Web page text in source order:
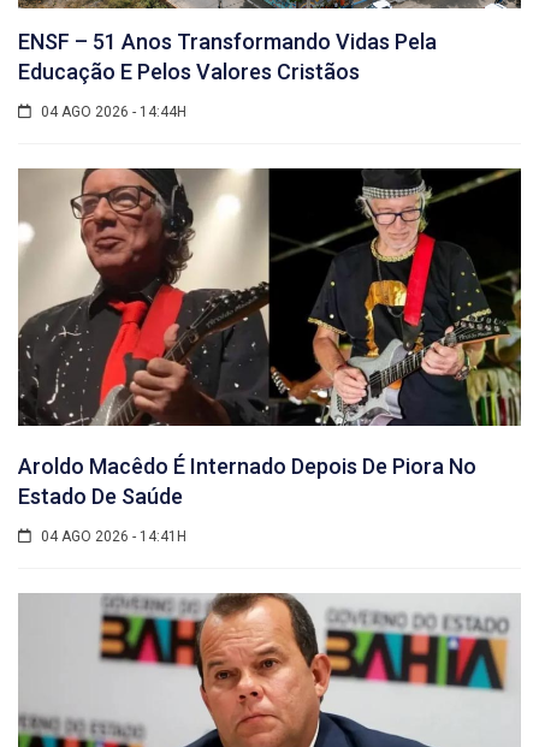
ENSF – 51 Anos Transformando Vidas Pela
Educação E Pelos Valores Cristãos
04 AGO 2026 - 14:44H
Aroldo Macêdo É Internado Depois De Piora No
Estado De Saúde
04 AGO 2026 - 14:41H